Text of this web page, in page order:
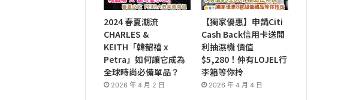
2024 春夏潮流
CHARLES &
KEITH「韓韶禧 x
Petra」如何讓它成為
全球時尚必備單品？
2026 年 4 月 2 日
【獨家優惠】申請Citi
Cash Back信用卡送開
利抽濕機 價值
$5,280！仲有LOJEL行
李箱等你拎
2026 年 4 月 4 日